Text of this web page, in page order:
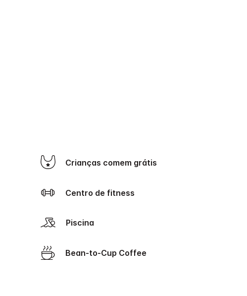
Crianças comem grátis
Centro de fitness
Piscina
Bean-to-Cup Coffee